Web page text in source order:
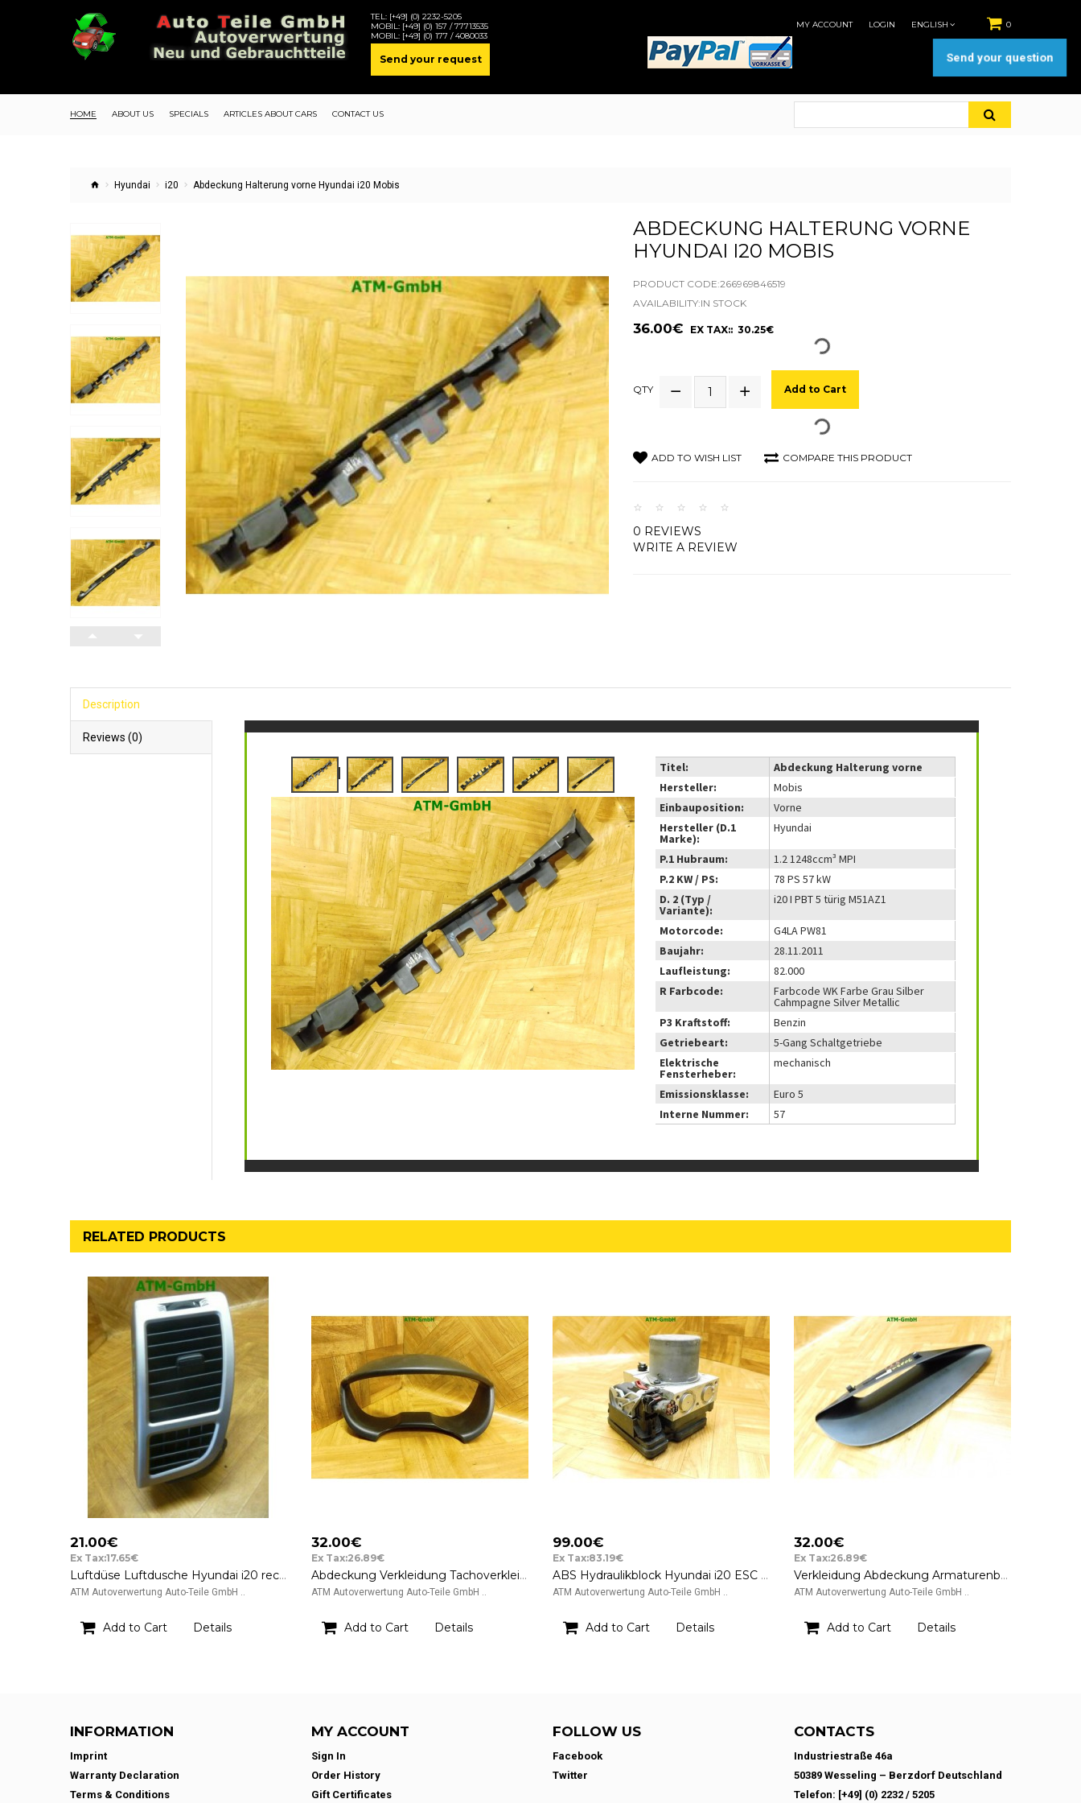
TEL: [+49] (0) 2232-5205
MOBIL: [+49] (0) 157 / 77713535
MOBIL: [+49] (0) 177 / 4080033
Send your request
0
MY ACCOUNT LOGIN ENGLISH
HOME ABOUT US SPECIALS ARTICLES ABOUT CARS CONTACT US
Hyundai i20 Abdeckung Halterung vorne Hyundai i20 Mobis
ABDECKUNG HALTERUNG VORNE
HYUNDAI I20 MOBIS
PRODUCT CODE:266969846519
AVAILABILITY:IN STOCK
36.00€ EX TAX:: 30.25€
QTY Add to Cart
ADD TO WISH LIST COMPARE THIS PRODUCT
0 REVIEWS
WRITE A REVIEW
Description
Reviews (0)
Titel:
Abdeckung Halterung vorne
Hersteller:
Mobis
Einbauposition:
Vorne
Hersteller (D.1
Marke):
Hyundai
P.1 Hubraum:
1.2 1248ccm³ MPI
P.2 KW / PS:
78 PS 57 kW
D. 2 (Typ /
Variante):
i20 I PBT 5 türig M51AZ1
Motorcode:
G4LA PW81
Baujahr:
28.11.2011
Laufleistung:
82.000
R Farbcode:
Farbcode WK Farbe Grau Silber
Cahmpagne Silver Metallic
P3 Kraftstoff:
Benzin
Getriebeart:
5-Gang Schaltgetriebe
Elektrische
Fensterheber:
mechanisch
Emissionsklasse:
Euro 5
Interne Nummer:
57
RELATED PRODUCTS
21.00€
Ex Tax:17.65€
Luftdüse Luftdusche Hyundai i20 rechts Beifahrerseite 97480-1J000 Mobis TRW
ATM Autoverwertung Auto-Teile GmbH ..
Add to Cart Details
32.00€
Ex Tax:26.89€
Abdeckung Verkleidung Tachoverkleidung Hyundai i20 Mobis TRW 84830-1J000
ATM Autoverwertung Auto-Teile GmbH ..
Add to Cart Details
99.00€
Ex Tax:83.19€
ABS Hydraulikblock Hyundai i20 ESC Mobis 61589-45200 1J589-30700 1J589-20700
ATM Autoverwertung Auto-Teile GmbH ..
Add to Cart Details
32.00€
Ex Tax:26.89€
Verkleidung Abdeckung Armaturenbrett 84730-1J000 Hyundai i20 Mobis TRW
ATM Autoverwertung Auto-Teile GmbH ..
Add to Cart Details
INFORMATION
Imprint
Warranty Declaration
Terms & Conditions
MY ACCOUNT
Sign In
Order History
Gift Certificates
FOLLOW US
Facebook
Twitter
CONTACTS
Industriestraße 46a
50389 Wesseling – Berzdorf Deutschland
Telefon: [+49] (0) 2232 / 5205
Send your question